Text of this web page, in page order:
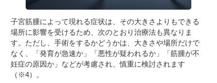
子宮筋腫によって現れる症状は、その大きさよりもできる
場所に影響を受けるため、次のとおり治療法も異なりま
す。ただし、手術をするかどうかは、大きさや場所だけで
なく、「発育が急速か」「悪性が疑われるか」「筋腫が不
妊症の原因か」などが考慮され、慎重に検討されます
（※4）。